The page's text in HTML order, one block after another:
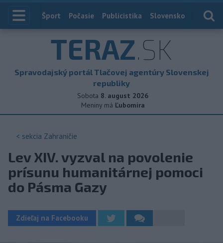
Index
Šport Počasie Publicistika Slovensko
TERAZ.SK
Spravodajský portál Tlačovej agentúry Slovenskej
republiky
Sobota 8. august 2026
Meniny má Ľubomíra
< sekcia Zahraničie
Lev XIV. vyzval na povolenie
prísunu humanitárnej pomoci
do Pásma Gazy
Zdieľaj na Facebooku